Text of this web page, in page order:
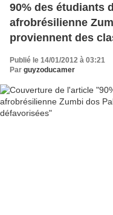
90% des étudiants
afrobrésilienne
proviennent des
Publié le 14/01/2012 à 03:21
Par guyzoducamer